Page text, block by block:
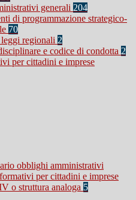
generali 204
di programmazione strategico-
70
leggi regionali 2
e codice di condotta 2
per cittadini e imprese
obblighi amministrativi
per cittadini e imprese
o struttura analoga 5